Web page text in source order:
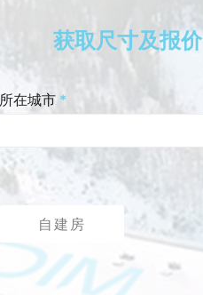
获取尺寸及报价
所在城市 *
自建房